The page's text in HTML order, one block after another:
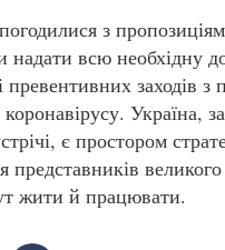
з
надати всю необхідну
превентивних заходів з
Україна,
є простором
представників великого
жити й працювати.